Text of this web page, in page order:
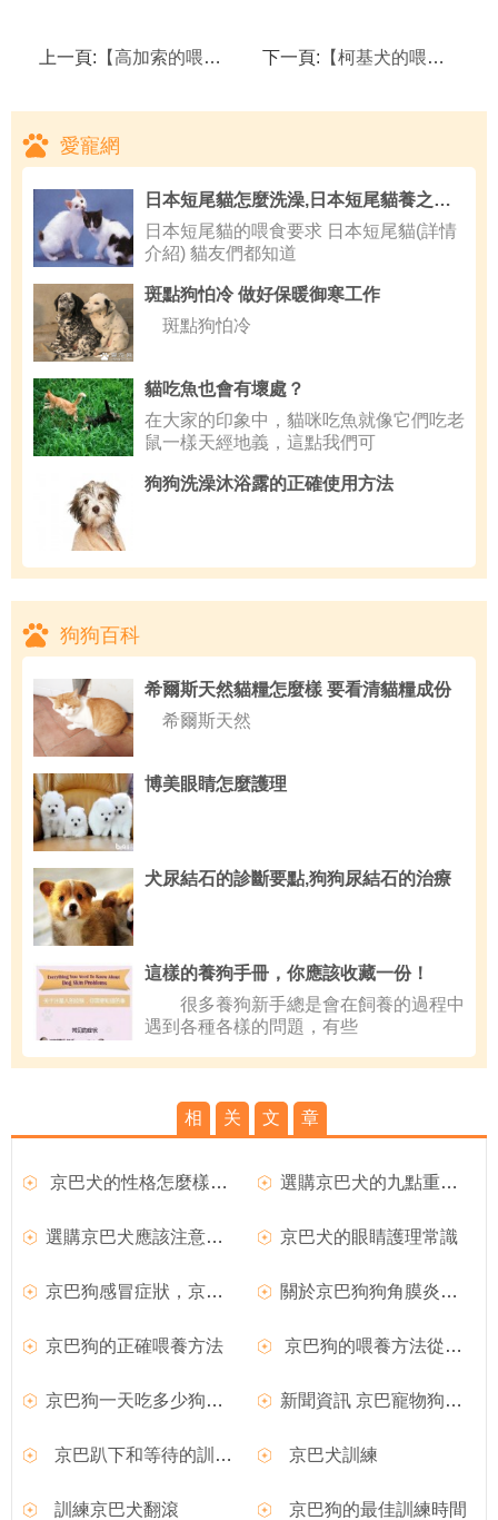
上一頁: 【高加索的喂養知識】 高加索的四季護理 下一頁: 【柯基犬的喂養知識】 喂養小柯基犬是需甚加注意
愛寵網
日本短尾貓怎麼洗澡,日本短尾貓養之前要准備什麼
日本短尾貓的喂食要求 日本短尾貓(詳情
介紹) 貓友們都知道
斑點狗怕冷 做好保暖御寒工作
斑點狗怕冷
貓吃魚也會有壞處？
在大家的印象中，貓咪吃魚就像它們吃老
鼠一樣天經地義，這點我們可
狗狗洗澡沐浴露的正確使用方法
狗狗百科
希爾斯天然貓糧怎麼樣 要看清貓糧成份
希爾斯天然
博美眼睛怎麼護理
犬尿結石的診斷要點,狗狗尿結石的治療
這樣的養狗手冊，你應該收藏一份！
很多養狗新手總是會在飼養的過程中
遇到各種各樣的問題，有些
相 关 文 章
京巴犬的性格怎麼樣它性情溫順嗎 選購京巴犬的九點重要原則
選購京巴犬應該注意哪些問題 京巴犬的眼睛護理常識
京巴狗感冒症狀，京巴狗感冒治療方法 關於京巴狗狗角膜炎的檢查及診斷
京巴狗的正確喂養方法 京巴狗的喂養方法從飲食開始
京巴狗一天吃多少狗糧？京巴狗喂養注意事項 新聞資訊 京巴寵物狗咬人事件是最多的
京巴趴下和等待的訓練怎樣進行？ 京巴犬訓練
訓練京巴犬翻滾 京巴狗的最佳訓練時間